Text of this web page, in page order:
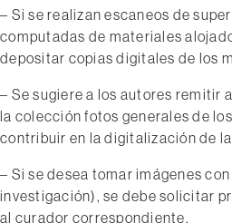
– Si se realizan escaneos de
computadas de materiales
depositar copias digitales de los
– Se sugiere a los autores remitir
la colección fotos generales de
contribuir en la digitalización de
– Si se desea tomar imágenes
investigación), se debe solicitar
al curador correspondiente.